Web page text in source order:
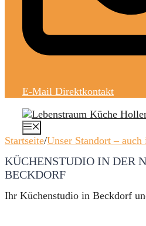
E-Mail Direktkontakt
Startseite/Unser Standort –
KÜCHENSTUDIO IN DER
BECKDORF
Ihr Küchenstudio in Beckdorf